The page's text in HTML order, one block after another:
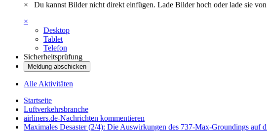
×
Du kannst Bilder nicht direkt einfügen. Lade Bilder hoch oder lade sie
×
Desktop
Tablet
Telefon
Sicherheitsprüfung
Meldung abschicken
Alle Aktivitäten
Startseite
Luftverkehrsbranche
airliners.de-Nachrichten kommentieren
Maximales Desaster (2/4): Die Auswirkungen des 737-Max-Groundings auf